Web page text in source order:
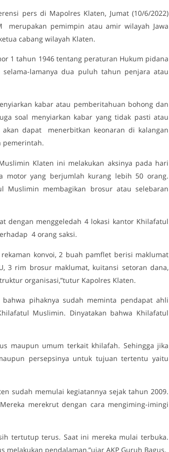
pers di Mapolres Klaten, Jumat (10/6/2022)
pemimpin atau amir wilayah Jawa
cabang wilayah Klaten.
1 tahun 1946 tentang peraturan Hukum pidana
lamanya dua puluh tahun penjara atau
kabar atau pemberitahuan bohong dan
soal menyiarkan kabar yang tidak pasti atau
dapat menerbitkan keonaran di kalangan
pemerintah.
Klaten ini melakukan aksinya pada hari
motor yang berjumlah kurang lebih 50 orang.
Muslimin membagikan brosur atau selebaran
dengan menggeledah 4 lokasi kantor Khilafatul
4 orang saksi.
konvoi, 2 buah pamflet berisi maklumat
3 rim brosur maklumat, kuitansi setoran dana,
organisasi,”tutur Kapolres Klaten.
bahwa pihaknya sudah meminta pendapat ahli
Muslimin. Dinyatakan bahwa Khilafatul
maupun umum terkait khilafah. Sehingga jika
persepsinya untuk tujuan tertentu yaitu
sudah memulai kegiatannya sejak tahun 2009.
merekrut dengan cara mengiming-imingi
tertutup terus. Saat ini mereka mulai terbuka.
pendalaman,”ujar AKP Guruh Bagus.